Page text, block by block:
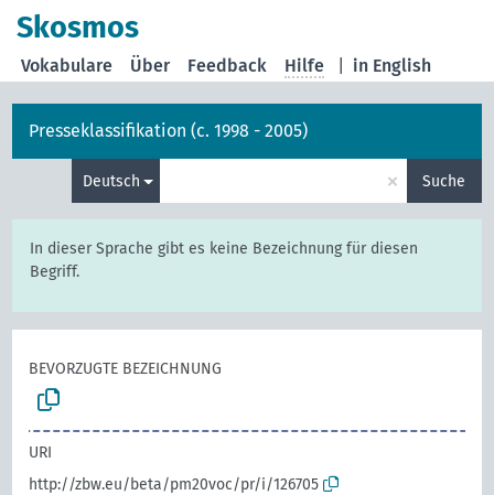
Skosmos
in English
Vokabulare Über Feedback Hilfe
Presseklassifikation (c. 1998 - 2005)
Deutsch × Suche
In dieser Sprache gibt es keine Bezeichnung für diesen
Begriff.
BEVORZUGTE BEZEICHNUNG
URI
http://zbw.eu/beta/pm20voc/pr/i/126705